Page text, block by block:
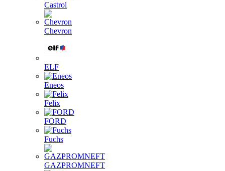
Castrol
Chevron
ELF
Eneos
Felix
FORD
Fuchs
GAZPROMNEFT